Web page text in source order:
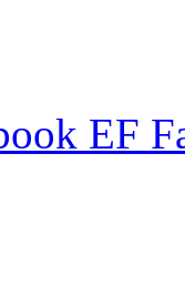
EF